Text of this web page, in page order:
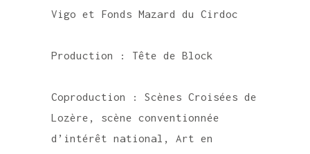
Vigo et Fonds Mazard du Cirdoc
Production : Tête de Block
Coproduction : Scènes Croisées de
Lozère, scène conventionnée
d’intérêt national, Art en